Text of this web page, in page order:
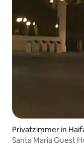
Privatzimmer in